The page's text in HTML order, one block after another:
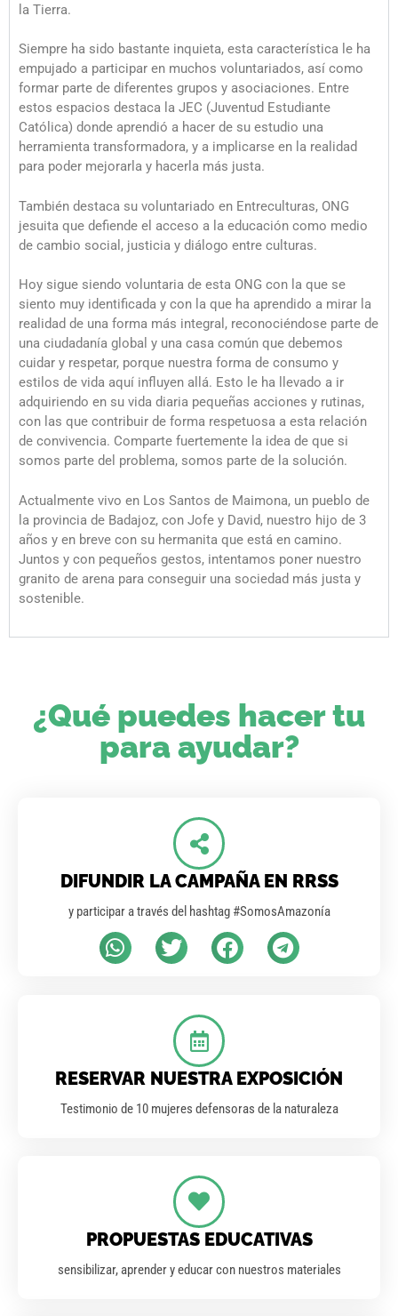
la Tierra.
Siempre ha sido bastante inquieta, esta característica le ha
empujado a participar en muchos voluntariados, así como
formar parte de diferentes grupos y asociaciones. Entre
estos espacios destaca la JEC (Juventud Estudiante
Católica) donde aprendió a hacer de su estudio una
herramienta transformadora, y a implicarse en la realidad
para poder mejorarla y hacerla más justa.
También destaca su voluntariado en Entreculturas, ONG
jesuita que defiende el acceso a la educación como medio
de cambio social, justicia y diálogo entre culturas.
Hoy sigue siendo voluntaria de esta ONG con la que se
siento muy identificada y con la que ha aprendido a mirar la
realidad de una forma más integral, reconociéndose parte de
una ciudadanía global y una casa común que debemos
cuidar y respetar, porque nuestra forma de consumo y
estilos de vida aquí influyen allá. Esto le ha llevado a ir
adquiriendo en su vida diaria pequeñas acciones y rutinas,
con las que contribuir de forma respetuosa a esta relación
de convivencia. Comparte fuertemente la idea de que si
somos parte del problema, somos parte de la solución.
Actualmente vivo en Los Santos de Maimona, un pueblo de
la provincia de Badajoz, con Jofe y David, nuestro hijo de 3
años y en breve con su hermanita que está en camino.
Juntos y con pequeños gestos, intentamos poner nuestro
granito de arena para conseguir una sociedad más justa y
sostenible.
¿Qué puedes hacer tu
para ayudar?
DIFUNDIR LA CAMPAÑA EN RRSS
y participar a través del hashtag #SomosAmazonía
RESERVAR NUESTRA EXPOSICIÓN
Testimonio de 10 mujeres defensoras de la naturaleza
PROPUESTAS EDUCATIVAS
sensibilizar, aprender y educar con nuestros materiales